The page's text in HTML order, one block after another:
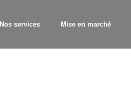
Nos services Mise en marché